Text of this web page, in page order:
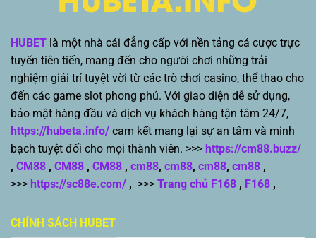
HUBET là một nhà cái đẳng cấp với nền tảng cá cược trực
tuyến tiên tiến, mang đến cho người chơi những trải
nghiệm giải trí tuyệt vời từ các trò chơi casino, thể thao cho
đến các game slot phong phú. Với giao diện dễ sử dụng,
bảo mật hàng đầu và dịch vụ khách hàng tận tâm 24/7,
https://hubeta.info/ cam kết mang lại sự an tâm và minh
bạch tuyệt đối cho mọi thành viên. >>> https://cm88.buzz/
, CM88 , CM88 , CM88 , cm88, cm88, cm88, cm88 ,
>>> https://sc88e.com/ , >>> Trang chủ F168 , F168 ,
CHÍNH SÁCH HUBET